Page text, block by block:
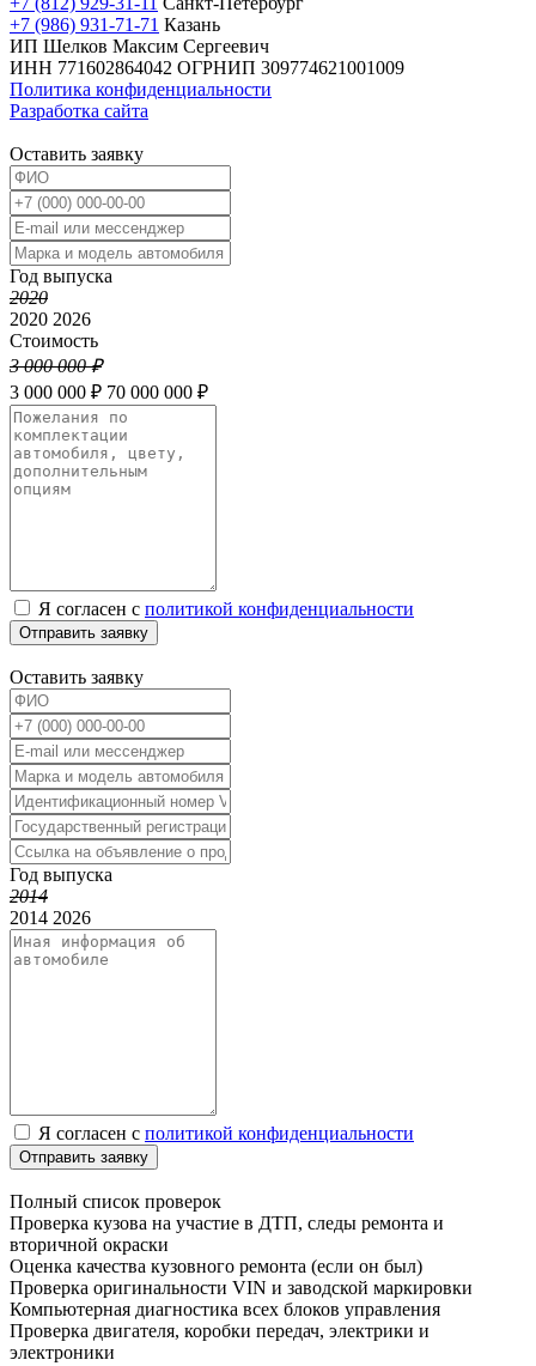
+7 (986) 931-71-71 Казань
ИП Шелков Максим Сергеевич
ИНН 771602864042 ОГРНИП 309774621001009
Политика конфиденциальности
Разработка сайта
Оставить заявку
Год выпуска
2020
2020 2026
Стоимость
3 000 000 ₽
3 000 000 ₽ 70 000 000 ₽
Я согласен с политикой конфиденциальности
Отправить заявку
Оставить заявку
Год выпуска
2014
2014 2026
Я согласен с политикой конфиденциальности
Отправить заявку
Полный список проверок
Проверка кузова на участие в ДТП, следы ремонта и
вторичной окраски
Оценка качества кузовного ремонта (если он был)
Проверка оригинальности VIN и заводской маркировки
Компьютерная диагностика всех блоков управления
Проверка двигателя, коробки передач, электрики и
электроники